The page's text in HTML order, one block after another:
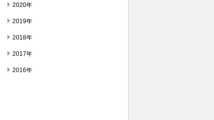
2020年
2019年
2018年
2017年
2016年